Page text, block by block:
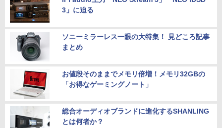
3」に迫る
ソニーミラーレス一眼の大特集！ 見どころ記事
まとめ
お値段そのままでメモリ倍増！メモリ32GBの
「お得なゲーミングノート」
総合オーディオブランドに進化するSHANLING
とは何者か？